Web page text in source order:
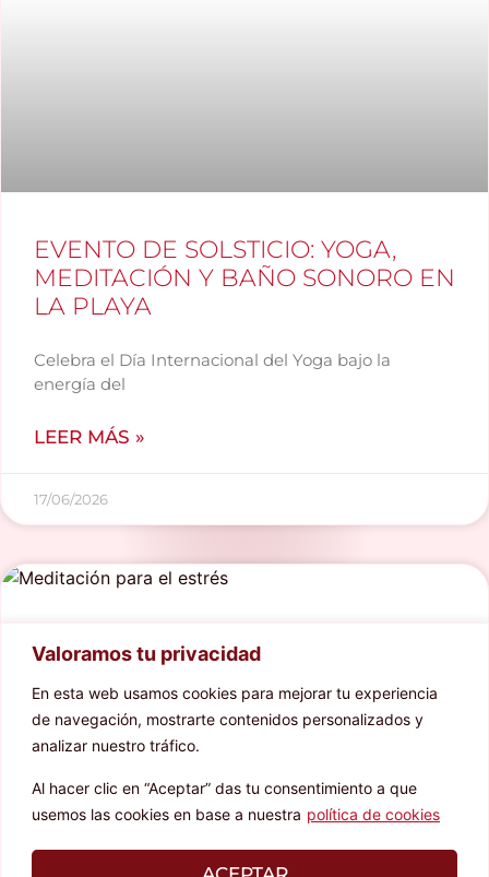
Valoramos tu privacidad
En esta web usamos cookies para mejorar tu experiencia
de navegación, mostrarte contenidos personalizados y
analizar nuestro tráfico.
Al hacer clic en “Aceptar” das tu consentimiento a que
usemos las cookies en base a nuestra política de cookies
EVENTO DE SOLSTICIO: YOGA,
MEDITACIÓN Y BAÑO SONORO EN
LA PLAYA
Celebra el Día Internacional del Yoga bajo la
energía del
LEER MÁS »
17/06/2026